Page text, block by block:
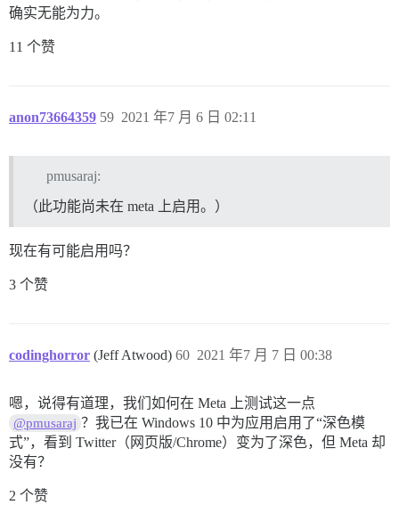
确实无能为力。
11 个赞
anon73664359 2021 年7 月 6 日 02:11
59
pmusaraj:
（此功能尚未在 meta 上启用。）
现在有可能启用吗？
3 个赞
codinghorror (Jeff Atwood) 2021 年7 月 7 日 00:38
60
嗯，说得有道理，我们如何在 Meta 上测试这一点
@pmusaraj ？我已在 Windows 10 中为应用启用了“深色模
式”，看到 Twitter（网页版/Chrome）变为了深色，但 Meta 却
没有？
2 个赞